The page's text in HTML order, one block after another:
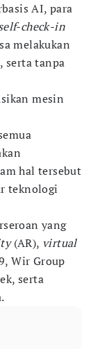
AI, para
check-in
melakukan
serta tanpa
mesin
hal tersebut
teknologi
yang
(AR), virtual
Wir Group
serta